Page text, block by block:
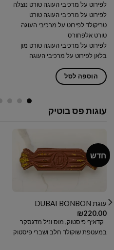
לפירוט על מרכיבי העוגה טורט נוצלה
לפירוט על מרכיבי העוגה טורט
טריקולדלפירוט על מרכיבי העוגה
טורט אלפחורס
לפירוט על מרכיבי העוגה טורט מון
בלאן לפירוט על מרכיבי העוגה
הוספה לסל
עוגות פס בוטיק
חדש
עוגת DUBAI BONBON
₪220.00
קדאיף פיסטוק, מוס וניל מדגסקר
במעטפת שוקולד חלב ושברי פיסטוק